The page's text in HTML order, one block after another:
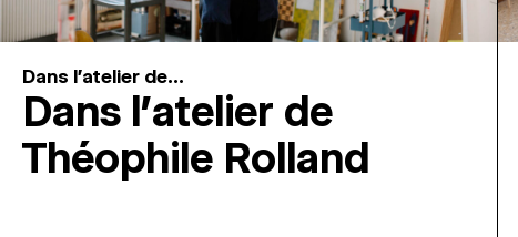
Dans l'atelier de...
Dans l’atelier de
Théophile Rolland